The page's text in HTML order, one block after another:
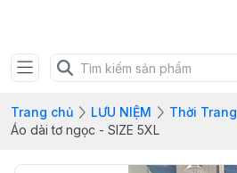
Trang chủ LƯU NIỆM
Thời Trang
Áo dài tơ ngọc - SIZE 5XL